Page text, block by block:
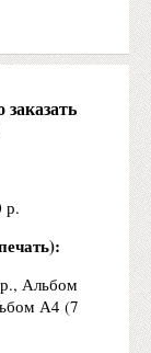
р.
Альбом
А4 (7